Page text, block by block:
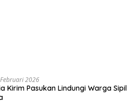
2026
Kirim Pasukan Lindungi Warga Sipil